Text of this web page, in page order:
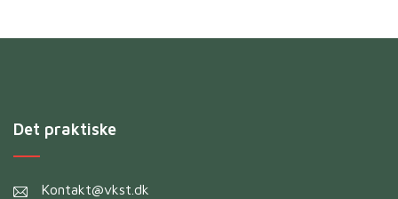
Det praktiske
Kontakt@vkst.dk